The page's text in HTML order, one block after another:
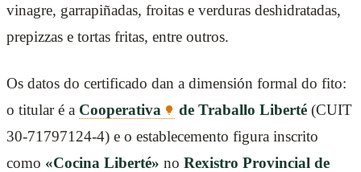
vinagre, garrapiñadas, froitas e verduras deshidratadas,
prepizzas e tortas fritas, entre outros.
Os datos do certificado dan a dimensión formal do fito:
o titular é a Cooperativa de Traballo Liberté(CUIT
30-71797124-4) e o establecemento figura inscrito
como «Cocina Liberté» no Rexistro Provincial de